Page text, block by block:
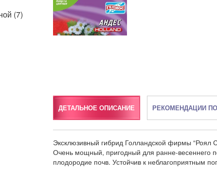
(7)
ДЕТАЛЬНОЕ ОПИСАНИЕ РЕКОМЕНДАЦИИ
Эксклюзивный гибрид Голландской фирмы “Роял
Очень мощный, пригодный для ранне-весеннего
плодородие почв. Устойчив к неблагоприятным